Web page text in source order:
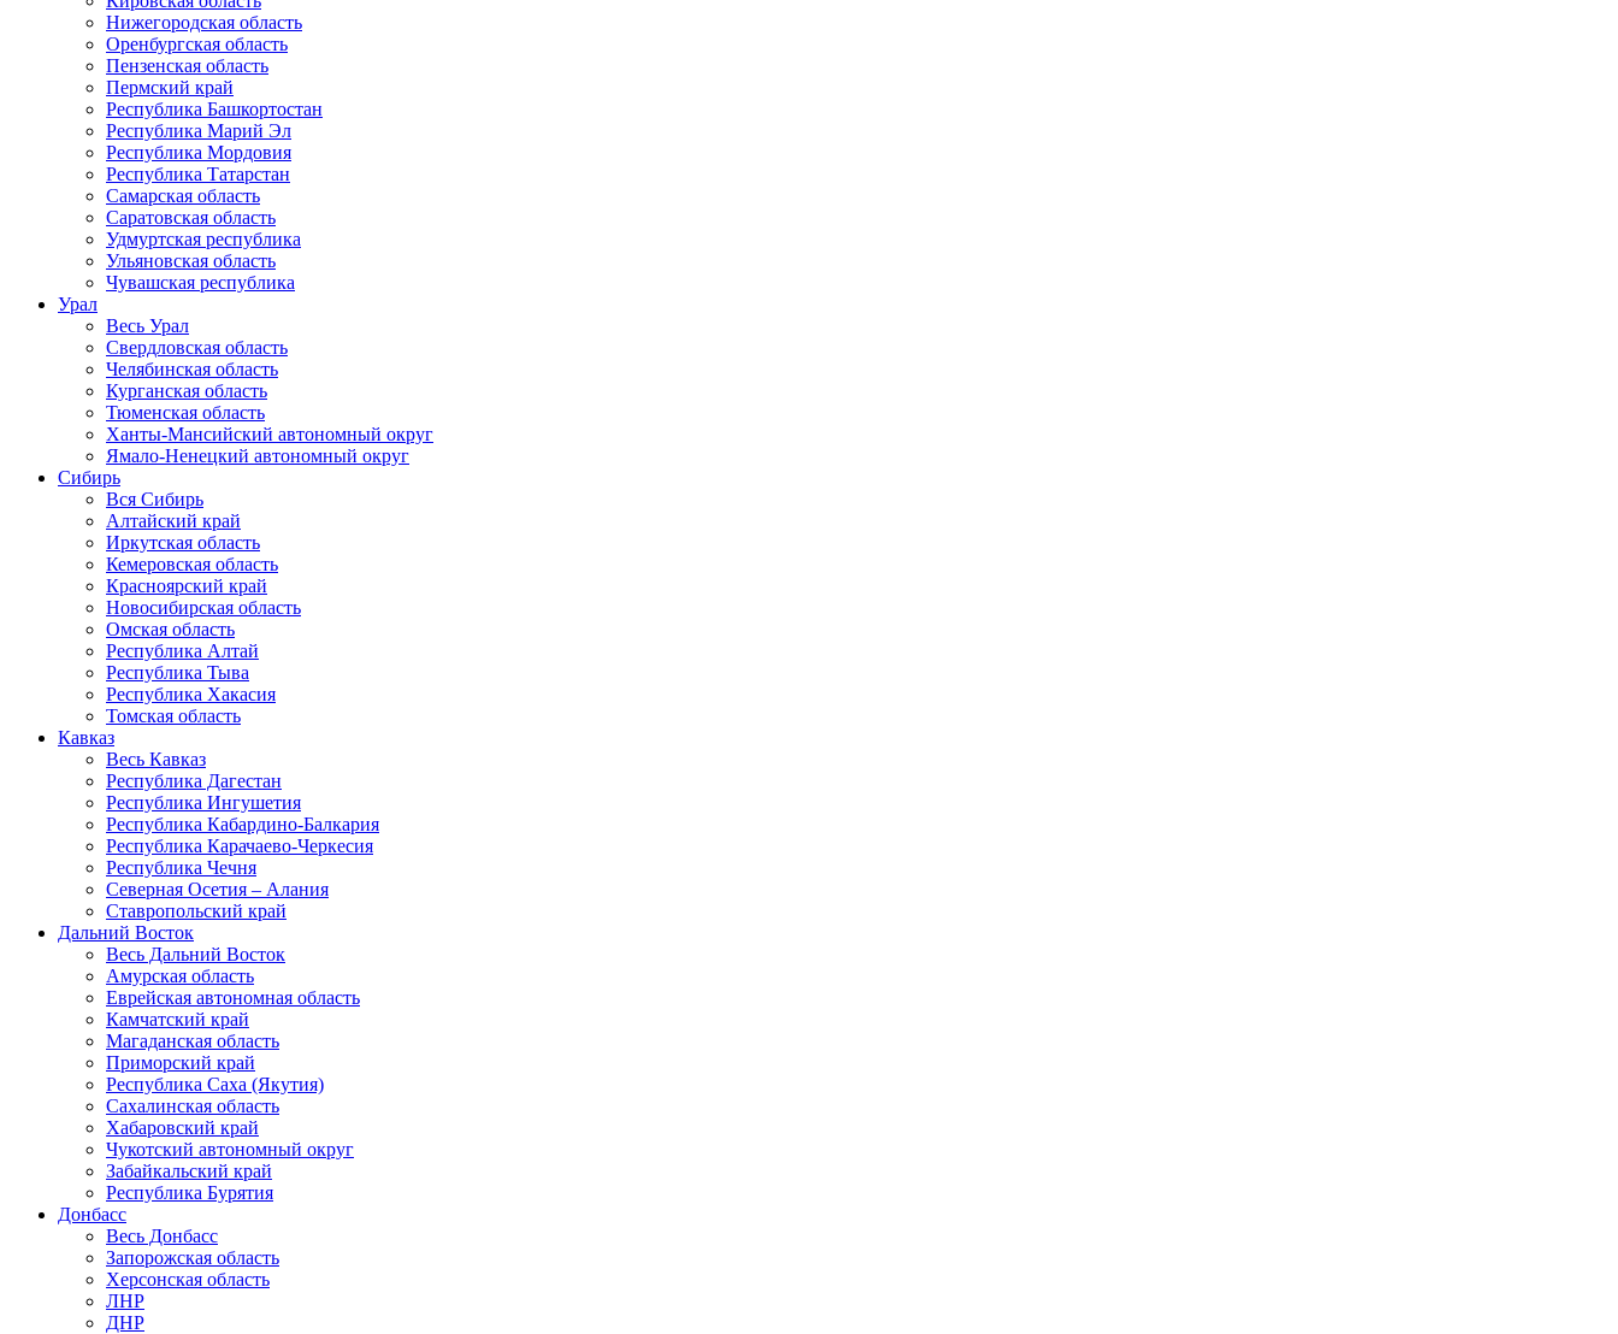
Нижегородская область
Оренбургская область
Пензенская область
Пермский край
Республика Башкортостан
Республика Марий Эл
Республика Мордовия
Республика Татарстан
Самарская область
Саратовская область
Удмуртская республика
Ульяновская область
Чувашская республика
Урал
Весь Урал
Свердловская область
Челябинская область
Курганская область
Тюменская область
Ханты-Мансийский автономный округ
Ямало-Ненецкий автономный округ
Сибирь
Вся Сибирь
Алтайский край
Иркутская область
Кемеровская область
Красноярский край
Новосибирская область
Омская область
Республика Алтай
Республика Тыва
Республика Хакасия
Томская область
Кавказ
Весь Кавказ
Республика Дагестан
Республика Ингушетия
Республика Кабардино-Балкария
Республика Карачаево-Черкесия
Республика Чечня
Северная Осетия – Алания
Ставропольский край
Дальний Восток
Весь Дальний Восток
Амурская область
Еврейская автономная область
Камчатский край
Магаданская область
Приморский край
Республика Саха (Якутия)
Сахалинская область
Хабаровский край
Чукотский автономный округ
Забайкальский край
Республика Бурятия
Донбасс
Весь Донбасс
Запорожская область
Херсонская область
ЛНР
ДНР